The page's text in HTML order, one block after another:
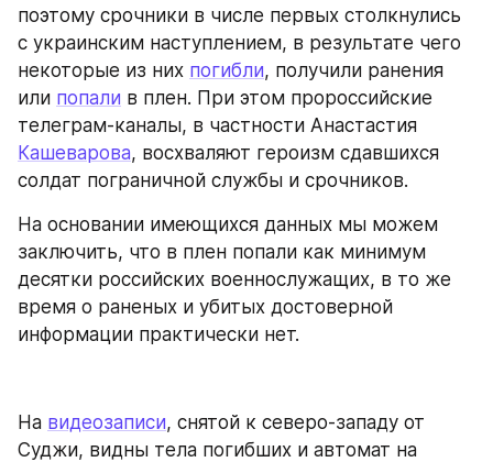
поэтому срочники в числе первых столкнулись
с украинским наступлением, в результате чего
некоторые из них погибли, получили ранения
или попали в плен. При этом пророссийские
Кашеварова, восхваляют героизм сдавшихся
солдат пограничной службы и срочников.
На основании имеющихся данных мы можем
заключить, что в плен попали как минимум
десятки российских военнослужащих, в то же
время о раненых и убитых достоверной
информации практически нет.
На видеозаписи, снятой к северо-западу от
Суджи, видны тела погибших и автомат на